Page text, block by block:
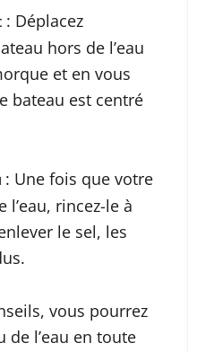
: Déplacez
hors de l’eau
et en vous
bateau est centré
: Une fois que votre
l’eau, rincez-le à
le sel, les
vous pourrez
de l’eau en toute